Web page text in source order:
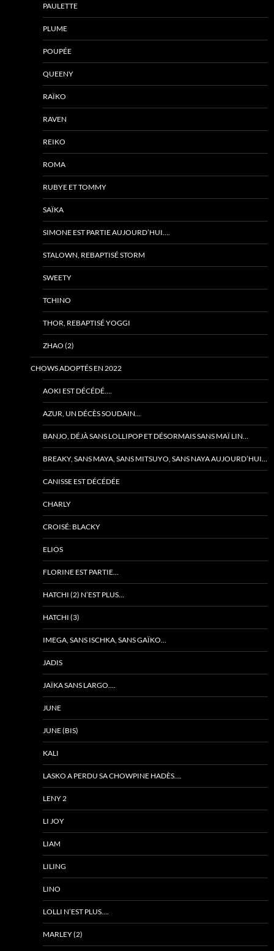
PAULETTE
PLUME
POUPÉE
QUEENY
RAÏKO
RAVEN
REIKO
ROMA
RUBYE ET TOMMY
SAÏKA
SIMONE EST PARTIE AUJOURD’HUI….
STALOWN, REBAPTISÉ STORM
SWEETY
TCHINO
THOR, REBAPTISÉ YOGGI
ZHAO (2)
CHOWS ADOPTÉS EN 2022
AOKI EST DÉCÉDÉ….
AZUR, UN DÉCÈS SOUDAIN…
BANJO, DÉJÀ SANS LOLLIPOP ET DÉSORMAIS SANS MAÏ LIN…
BREAKY, SANS MAYA, SANS MITSUYO, SANS NAYA AUJOURD’HUI…
CANISSE EST DÉCÉDÉE
CHARLY
CROISÉ: BLACKY
ELIOS
FLORINE EST PARTIE…
HATCHI (2) N’EST PLUS…
HATCHI (3)
IMEGA, SANS ISCHKA, SANS GAÏKO…
JADIS
JAÏKA SANS LARGO….
JUNE
JUNE (BIS)
KALI
LASKO A PERDU SA CHOWPINE HADÈS….
LENY 2
LI JOY
LIAM
LILING
LINO
LOLLI N’EST PLUS….
MARLEY (2)